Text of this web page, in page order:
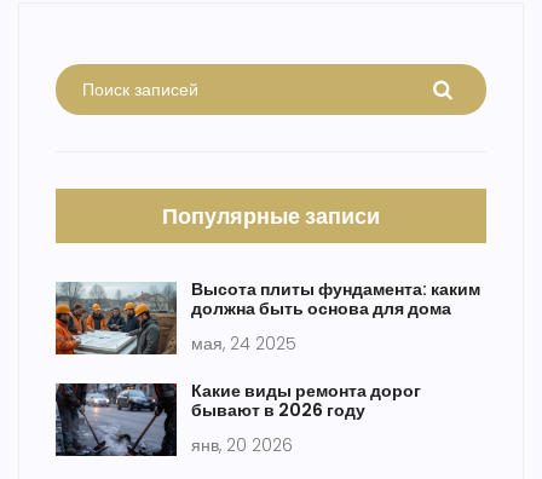
Популярные записи
Высота плиты фундамента: каким
должна быть основа для дома
мая, 24 2025
Какие виды ремонта дорог
бывают в 2026 году
янв, 20 2026